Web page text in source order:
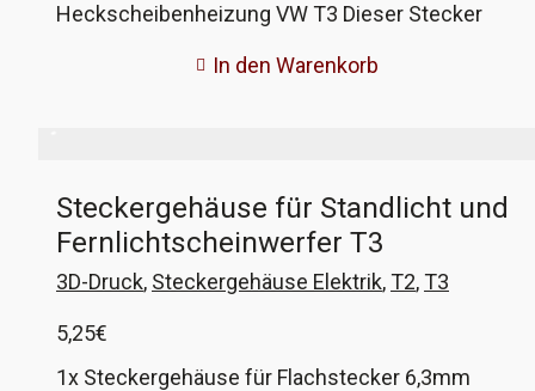
Heckscheibenheizung VW T3 Dieser Stecker
Heckscheibenheizung. Ausserdem wird er im
produktionstechnischen Gründen sieht der
Stecker etwas anders aus, als das Original. Dies
hat keinen Einfluß auf die Funktion. VW-
In den Warenkorb
Steckergehäuse für Standlicht und
Fernlichtscheinwerfer T3
3D-Druck, Steckergehäuse Elektrik,T2,T3
5,25€
1x Steckergehäuse für Flachstecker 6,3mm